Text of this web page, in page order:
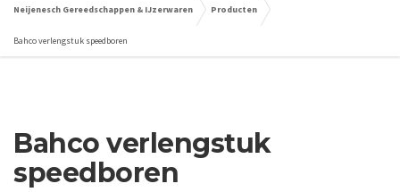
Neijenesch Gereedschappen & IJzerwaren Producten
Bahco verlengstuk speedboren
Bahco verlengstuk
speedboren